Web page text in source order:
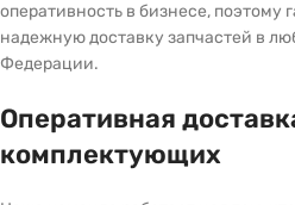
оперативность в бизнесе, поэтому
надежную доставку запчастей в
Федерации.
Оперативная
комплектующих